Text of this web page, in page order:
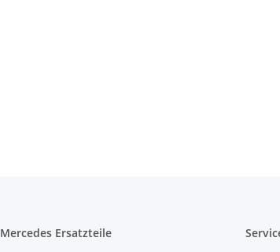
Mercedes Ersatzteile